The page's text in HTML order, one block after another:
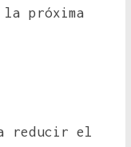
la próxima
reducir el